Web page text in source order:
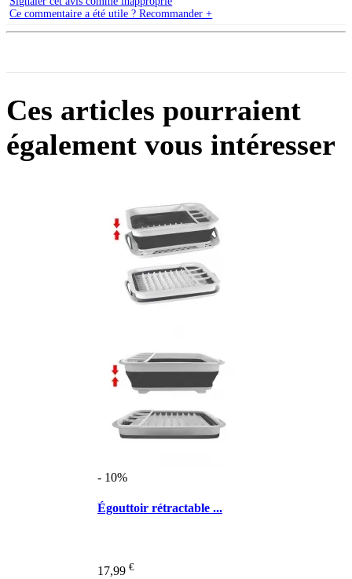
Ce commentaire a été utile ? Recommander +
Ces articles pourraient
également vous intéresser
- 10%
Égouttoir rétractable ...
17,99 €